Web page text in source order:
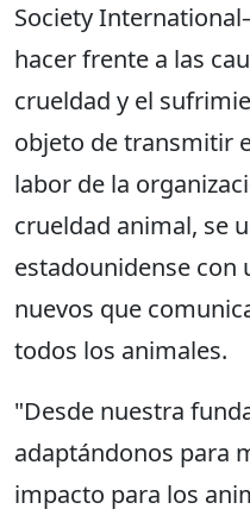
Society
hacer frente a las
crueldad y el
objeto de transmitir
labor de la
crueldad animal, se
estadounidense con
nuevos que
todos los animales.
"Desde nuestra
adaptándonos para
impacto para los